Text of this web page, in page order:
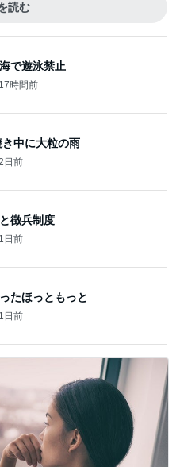
読む
で遊泳禁止
17時間前
中に大粒の雨
日前
徴兵制度
1日前
たほっともっと
1日前